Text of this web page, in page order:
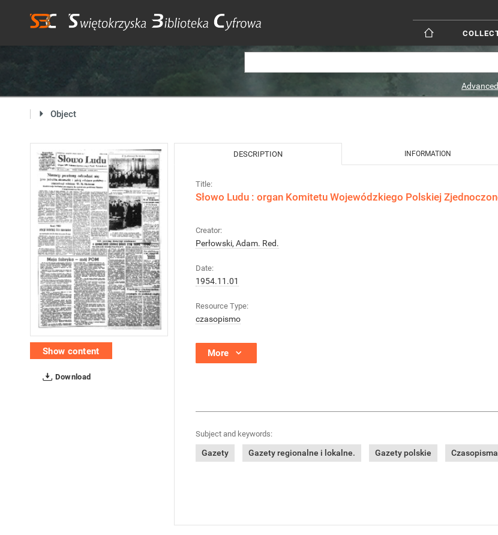
Object
Show content
Download
DESCRIPTION INFORMATION
Title:
Słowo Ludu : organ Komitetu Wojewódzkiego Polskiej
Creator:
Perłowski, Adam. Red.
Date:
1954.11.01
Resource Type:
czasopismo
More
Subject and keywords:
Gazety Gazety regionalne i lokalne. Gazety polskie